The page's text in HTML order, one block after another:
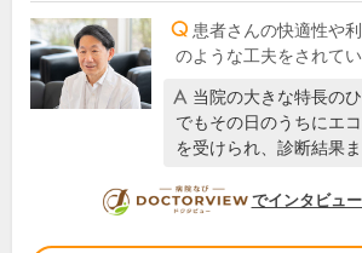
患者さんの快適性や
のような工夫をされて
当院の大きな特長の
でもその日のうちにエ
を受けられ、診断結果
DOCTORVIEW
でインタビュ